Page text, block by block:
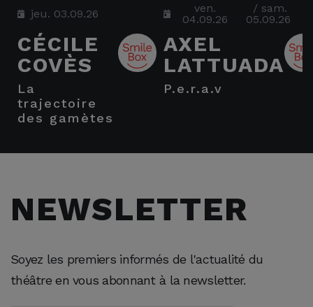
jeu. 03.09.26
CÉCILE
COVÈS
la
trajectoire
des gamètes
ven.
04.09.26
/ sam.
05.09.26
AXEL
LATTUADA
p.e.r.a.v
NEWSLETTER
Soyez les premiers informés de l'actualité du
théâtre en vous abonnant à la newsletter.